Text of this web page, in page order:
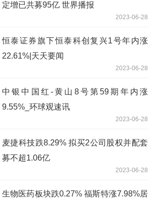
定增已共募95亿 世界播报
2023-06-28
恒泰证券旗下恒泰科创复兴1号年内涨
22.61%|天天要闻
2023-06-28
中银中国红-黄山8号第59期年内涨
9.55%_环球观速讯
2023-06-28
麦捷科技跌8.29% 拟买2公司股权并配套
募不超1.06亿
2023-06-28
生物医药板块跌0.27% 福斯特涨7.98%居